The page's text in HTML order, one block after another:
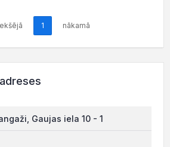
1 nākamā
Gaujas iela 10 - 1